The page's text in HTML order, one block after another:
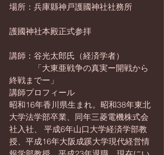
場所：兵庫縣神戸護國神社社務所
護國神社本殿正式参拝
講師：谷光太郎氏（経済学者）
「大東亜戦争の真実ー開戦から
終戦までー」
講師プロフィール
昭和16年香川県生まれ。昭和38年東北
大学法学部卒業、同年三菱電機株式会
社入社、 平成6年山口大学経済学部教
授、平成16年大阪成蹊大学現代経営情